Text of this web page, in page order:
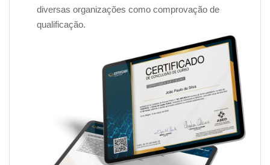
em qualquer lugar. Só precisa estar conectado à
internet, ok?
3. Como obter o certificado de
conclusão do curso?
Para obter o seu certificado, é bastante simples!Basta
realizar o curso por completo e obter uma nota igual
ou superior a 6.0 na avaliação final
. Uma vez que
diversas organizações como comprovação de
qualificação.